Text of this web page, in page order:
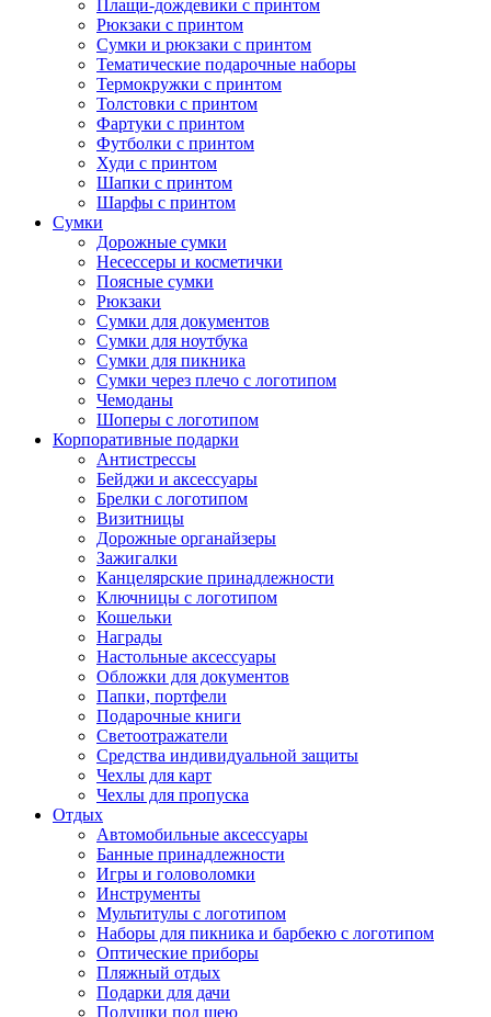
Плащи-дождевики с принтом
Рюкзаки с принтом
Сумки и рюкзаки с принтом
Тематические подарочные наборы
Термокружки с принтом
Толстовки с принтом
Фартуки с принтом
Футболки с принтом
Худи с принтом
Шапки с принтом
Шарфы с принтом
Сумки
Дорожные сумки
Несессеры и косметички
Поясные сумки
Рюкзаки
Сумки для документов
Сумки для ноутбука
Сумки для пикника
Сумки через плечо с логотипом
Чемоданы
Шоперы с логотипом
Корпоративные подарки
Антистрессы
Бейджи и аксессуары
Брелки с логотипом
Визитницы
Дорожные органайзеры
Зажигалки
Канцелярские принадлежности
Ключницы с логотипом
Кошельки
Награды
Настольные аксессуары
Обложки для документов
Папки, портфели
Подарочные книги
Светоотражатели
Средства индивидуальной защиты
Чехлы для карт
Чехлы для пропуска
Отдых
Автомобильные аксессуары
Банные принадлежности
Игры и головоломки
Инструменты
Мультитулы с логотипом
Наборы для пикника и барбекю с логотипом
Оптические приборы
Пляжный отдых
Подарки для дачи
Подушки под шею